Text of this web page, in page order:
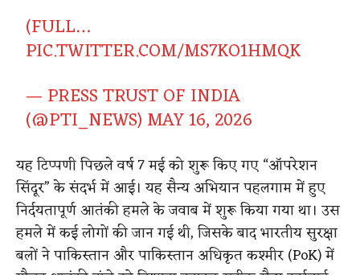
(FULL…
PIC.TWITTER.COM/MS7KO1HMQK
— PRESS TRUST OF INDIA
(@PTI_NEWS) MAY 16, 2026
यह टिप्पणी पिछले वर्ष 7 मई को शुरू किए गए “ऑपरेशन
सिंदूर” के संदर्भ में आई। यह सैन्य अभियान पहलगाम में हुए
निर्दयतापूर्ण आतंकी हमले के जवाब में शुरू किया गया था। उस
हमले में कई लोगों की जान गई थी, जिसके बाद भारतीय सुरक्षा
बलों ने पाकिस्तान और पाकिस्तान अधिकृत कश्मीर (PoK) में